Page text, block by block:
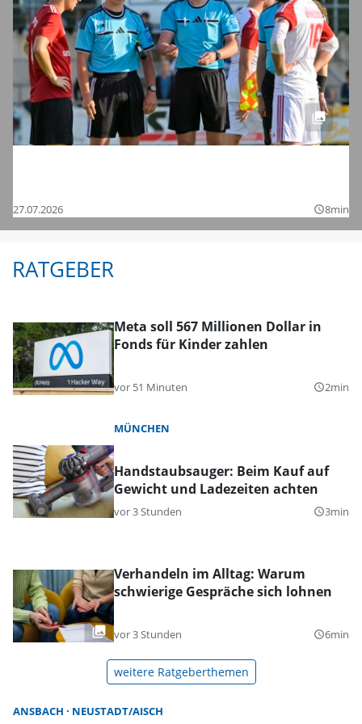
27.07.2026 query_builder8min
RATGEBER
Meta soll 567 Millionen Dollar in
Fonds für Kinder zahlen
vor 51 Minuten query_builder2min
MÜNCHEN
Handstaubsauger: Beim Kauf auf
Gewicht und Ladezeiten achten
vor 3 Stunden query_builder3min
Verhandeln im Alltag: Warum
schwierige Gespräche sich lohnen
vor 3 Stunden query_builder6min
weitere Ratgeberthemen
ANSBACH NEUSTADT/AISCH